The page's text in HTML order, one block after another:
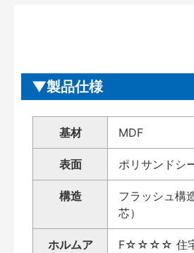
製品仕様
基材 MDF
表面 ポリサンドシ
構造
フラッシュ構
芯）
ホルムア
F☆☆☆☆ 住宅